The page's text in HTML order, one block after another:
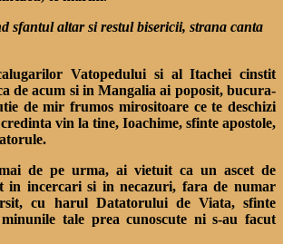
sfantul altar si restul bisericii, strana canta
Vatopedului si al Itachei cinstit
de acum si in Mangalia ai poposit, bucura-
de mir frumos mirositoare ce te deschizi
vin la tine, Ioachime, sfinte apostole,
de pe urma, ai vietuit ca un ascet de
in incercari si in necazuri, fara de numar
cu harul Datatorului de Viata, sfinte
tale prea cunoscute ni s-au facut